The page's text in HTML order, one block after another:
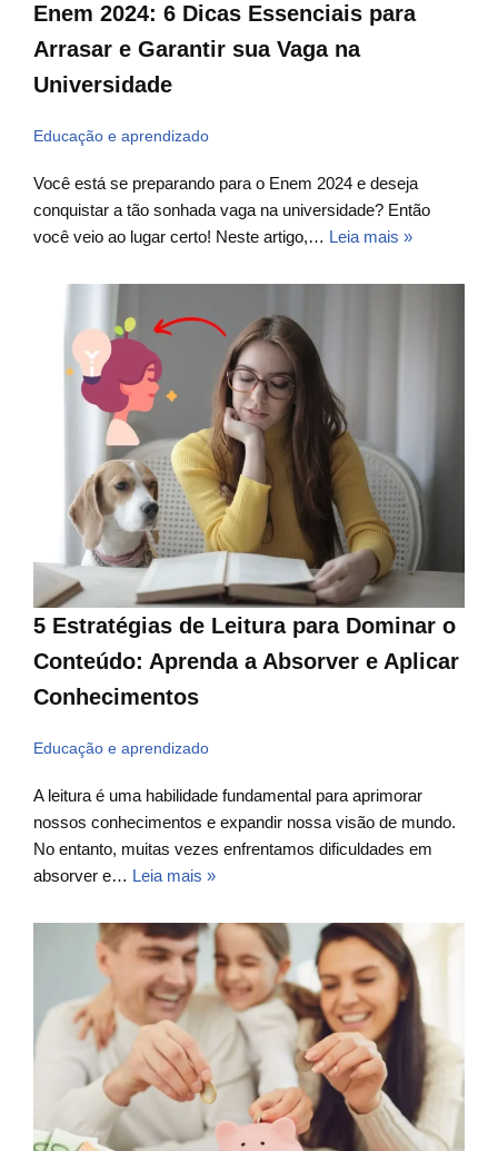
Enem 2024: 6 Dicas Essenciais para
Arrasar e Garantir sua Vaga na
Universidade
Educação e aprendizado
Você está se preparando para o Enem 2024 e deseja
conquistar a tão sonhada vaga na universidade? Então
você veio ao lugar certo! Neste artigo,… Leia mais »
5 Estratégias de Leitura para Dominar o
Conteúdo: Aprenda a Absorver e Aplicar
Conhecimentos
Educação e aprendizado
A leitura é uma habilidade fundamental para aprimorar
nossos conhecimentos e expandir nossa visão de mundo.
No entanto, muitas vezes enfrentamos dificuldades em
absorver e… Leia mais »